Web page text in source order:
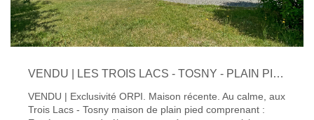
VENDU | LES TROIS LACS - TOSNY - PLAIN PIED - 3 CHAMBRES
VENDU | Exclusivité ORPI. Maison récente. Au calme, aux
Trois Lacs - Tosny maison de plain pied comprenant :